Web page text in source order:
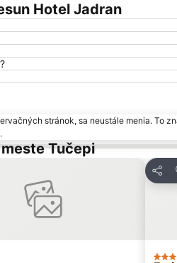
Hotel Jadran
stránok, sa neustále menia. To
Tučepi
do obľúbených